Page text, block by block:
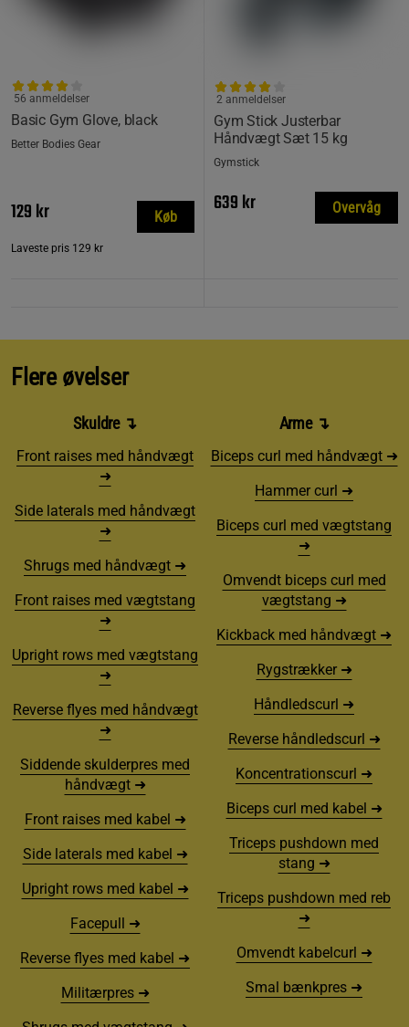
Basic Gym Glove, black
56 anmeldelser
Better Bodies Gear
129 kr
Laveste pris 129 kr
Køb
Gym Stick Justerbar
Håndvægt Sæt 15 kg
2 anmeldelser
Gymstick
639 kr Overvåg
Flere øvelser
Skuldre ↴
Front raises med håndvægt
➜
Side laterals med håndvægt
➜
Shrugs med håndvægt ➜
Front raises med vægtstang
➜
Upright rows med vægtstang
➜
Reverse flyes med håndvægt
➜
Siddende skulderpres med
håndvægt ➜
Front raises med kabel ➜
Side laterals med kabel ➜
Upright rows med kabel ➜
Facepull ➜
Reverse flyes med kabel ➜
Militærpres ➜
Arme ↴
Biceps curl med håndvægt ➜
Hammer curl ➜
Biceps curl med vægtstang
➜
Omvendt biceps curl med
vægtstang ➜
Kickback med håndvægt ➜
Rygstrækker ➜
Håndledscurl ➜
Reverse håndledscurl ➜
Koncentrationscurl ➜
Biceps curl med kabel ➜
Triceps pushdown med
stang ➜
Triceps pushdown med reb
➜
Omvendt kabelcurl ➜
Smal bænkpres ➜